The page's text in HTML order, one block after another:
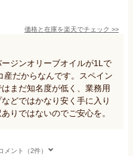
価格と在庫を楽天でチェック >>
ジンオリーブオイルが1Lで
だからなんです。スペイン
まだ知名度が低く、業務用
どではかなり安く手に入り
りではないのでご安心を。
メント（2件）